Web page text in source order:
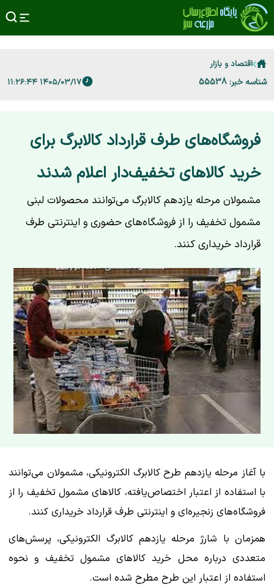
اقتصاد و بازار
شناسه خبر: 55538 ۱۴۰۵/۰۳/۱۷ ۱۱:۲۶:۴۴
فروشگاه‌های طرف قرارداد کالابرگ برای
خرید کالاهای تخفیف‌دار اعلام شدند
مشمولان مرحله یازدهم کالابرگ می‌توانند محصولات لبنی
مشمول تخفیف را از فروشگاه‌های حضوری و اینترنتی طرف
قرارداد خریداری کنند.
با آغاز مرحله یازدهم طرح کالابرگ الکترونیکی، مشمولان می‌توانند
با استفاده از اعتبار اختصاص‌یافته، کالاهای مشمول تخفیف را از
فروشگاه‌های زنجیره‌ای و اینترنتی طرف قرارداد خریداری کنند.
همزمان با شارژ مرحله یازدهم کالابرگ الکترونیکی، پرسش‌های
متعددی درباره محل خرید کالاهای مشمول تخفیف و نحوه
استفاده از اعتبار این طرح مطرح شده است.